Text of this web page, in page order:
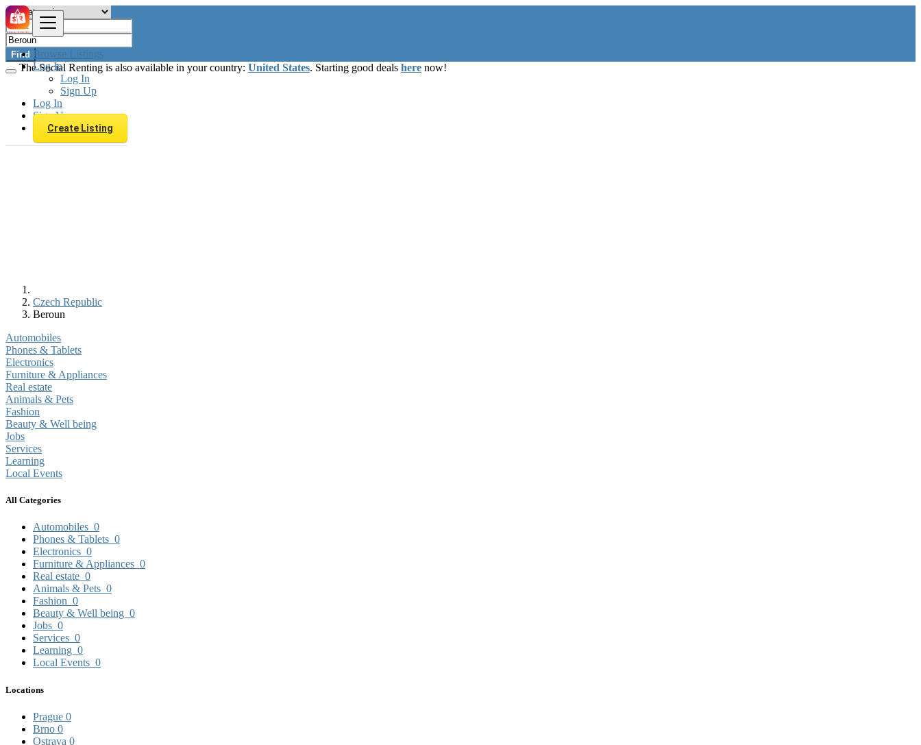
Browse Listings
Log In
Log In
Sign Up
Log In
Sign Up
Create Listing
Find
The Social Renting is also available in your country: United States. Starting good deals here now!
Czech Republic
Beroun
Automobiles
Phones & Tablets
Electronics
Furniture & Appliances
Real estate
Animals & Pets
Fashion
Beauty & Well being
Jobs
Services
Learning
Local Events
All Categories
Automobiles 0
Phones & Tablets 0
Electronics 0
Furniture & Appliances 0
Real estate 0
Animals & Pets 0
Fashion 0
Beauty & Well being 0
Jobs 0
Services 0
Learning 0
Local Events 0
Locations
Prague 0
Brno 0
Ostrava 0